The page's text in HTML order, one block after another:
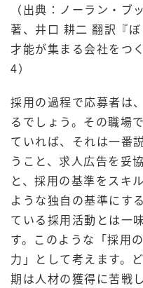
（出典：ノーラン・ブ
著、井口 耕二 翻訳 『
才能が集まる会社をつ
4）
採用の過程で応募者は
るでしょう。その職場
ていれば、それは一番
うこと、求人広告を妥
と、採用の基準をスキ
ような独自の基準にす
ている採用活動とは一
す。このような「採用
力」として考えます。
期は人材の獲得に苦戦